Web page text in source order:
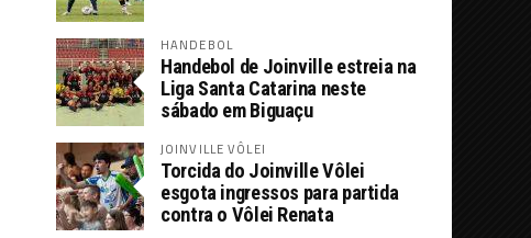
HANDEBOL
Handebol de Joinville estreia na
Liga Santa Catarina neste
sábado em Biguaçu
JOINVILLE VÔLEI
Torcida do Joinville Vôlei
esgota ingressos para partida
contra o Vôlei Renata